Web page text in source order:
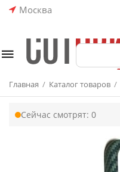
Москва
Главная / Каталог товаров /
Сейчас смотрят: 0